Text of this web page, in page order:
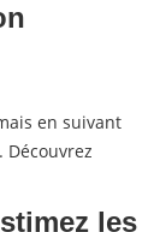
en suivant
les